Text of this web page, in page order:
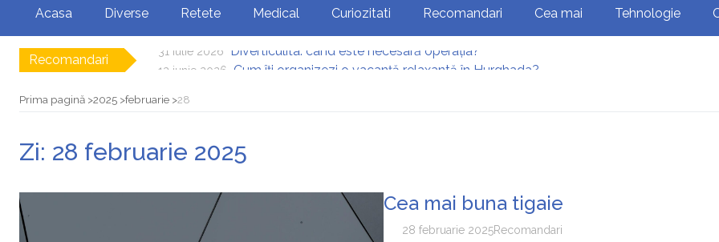
Acasa Diverse Retete Medical Curiozitati Recomandari Cea mai Tehnologie
Recomandari 13 iunie 2026 Cum îți organizezi o vacanță relaxantă în Hurghada?
17 decembrie 2025
31 iulie 2026 Diverticulita: când este necesară operația?
Prima pagină 2025 februarie 28
Zi: 28 februarie 2025
Cea mai buna tigaie
28 februarie 2025Recomandari